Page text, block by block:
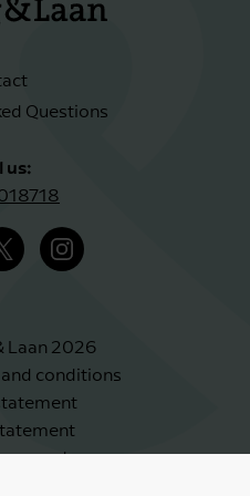
Questions
us:
Laan 2026
conditions
procedure